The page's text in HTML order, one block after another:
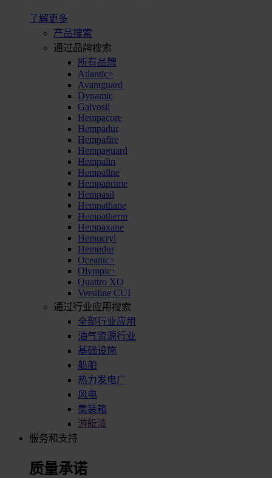
了解更多
产品搜索
通过品牌搜索
所有品牌
Atlantic+
Avantguard
Dynamic
Galvosil
Hempacore
Hempadur
Hempafire
Hempaguard
Hempalin
Hempaline
Hempaprime
Hempasil
Hempathane
Hempatherm
Hempaxane
Hemucryl
Hemudur
Oceanic+
Olympic+
Quattro XO
Versiline CUI
通过行业应用搜索
全部行业应用
油气资源行业
基础设施
船舶
热力发电厂
风电
集装箱
游艇漆
服务和支持
质量承诺